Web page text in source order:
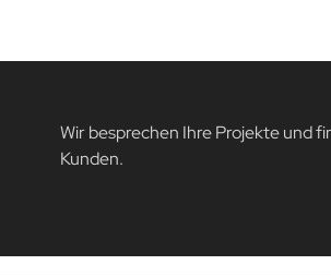
Wir besprechen Ihre Projekte und
Kunden.